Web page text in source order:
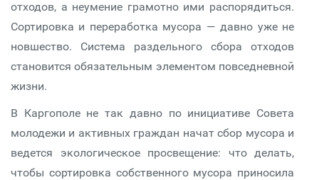
отходов, а неумение грамотно ими распорядиться.
Сортировка и переработка мусора — давно уже не
новшество. Система раздельного сбора отходов
становится обязательным элементом повседневной
жизни.
В Каргополе не так давно по инициативе Совета
молодежи и активных граждан начат сбор мусора и
ведется экологическое просвещение: что делать,
чтобы сортировка собственного мусора приносила